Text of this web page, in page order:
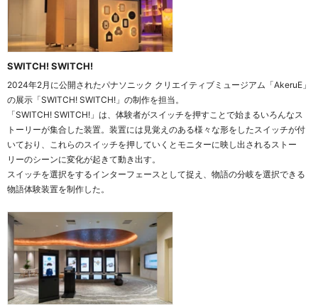
SWITCH! SWITCH!
2024年2月に公開されたパナソニック クリエイティブミュージアム「AkeruE」
の展示「SWITCH! SWITCH!」の制作を担当。
「SWITCH! SWITCH!」は、体験者がスイッチを押すことで始まるいろんなス
トーリーが集合した装置。装置には見覚えのある様々な形をしたスイッチが付
いており、これらのスイッチを押していくとモニターに映し出されるストー
リーのシーンに変化が起きて動き出す。
スイッチを選択をするインターフェースとして捉え、物語の分岐を選択できる
物語体験装置を制作した。